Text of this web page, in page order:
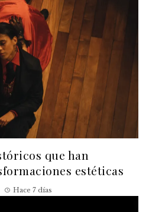
que han
estéticas
Hace 7 días